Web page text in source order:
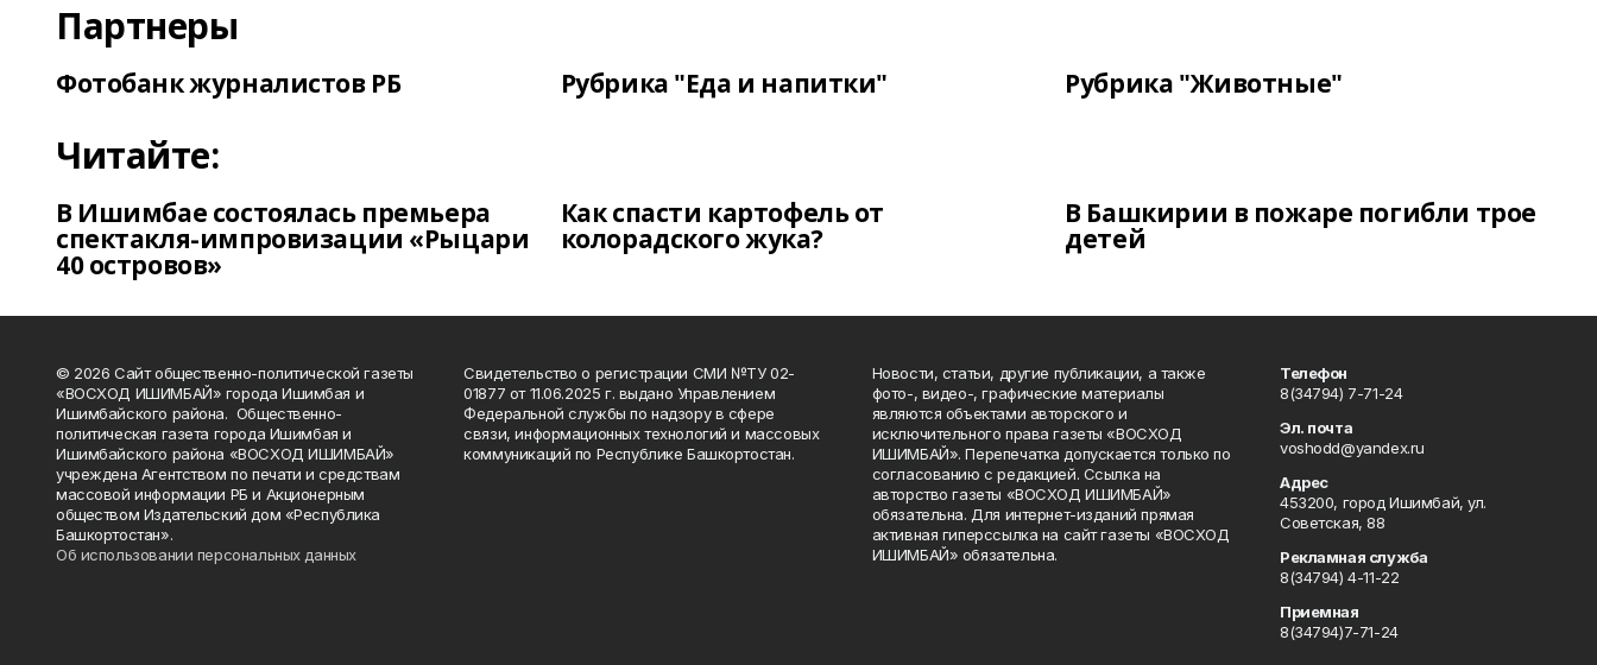
Партнеры
Фотобанк журналистов РБ Рубрика "Еда и напитки" Рубрика "Животные"
Читайте:
В Ишимбае состоялась премьера
спектакля-импровизации «Рыцари
40 островов»
Как спасти картофель от
колорадского жука?
В Башкирии в пожаре погибли трое
детей
© 2026 Сайт общественно-политической газеты
«ВОСХОД ИШИМБАЙ» города Ишимбая и
Ишимбайского района. Общественно-
политическая газета города Ишимбая и
Ишимбайского района «ВОСХОД ИШИМБАЙ»
учреждена Агентством по печати и средствам
массовой информации РБ и Акционерным
обществом Издательский дом «Республика
Башкортостан».
Об использовании персональных данных
Свидетельство о регистрации СМИ №ТУ 02-
01877 от 11.06.2025 г. выдано Управлением
Федеральной службы по надзору в сфере
связи, информационных технологий и массовых
коммуникаций по Республике Башкортостан.
Новости, статьи, другие публикации, а также
фото-, видео-, графические материалы
являются объектами авторского и
исключительного права газеты «ВОСХОД
ИШИМБАЙ». Перепечатка допускается только по
согласованию с редакцией. Ссылка на
авторство газеты «ВОСХОД ИШИМБАЙ»
обязательна. Для интернет-изданий прямая
активная гиперссылка на сайт газеты «ВОСХОД
ИШИМБАЙ» обязательна.
Телефон
8(34794) 7-71-24
Эл. почта
voshodd@yandex.ru
Адрес
453200, город Ишимбай, ул.
Советская, 88
Рекламная служба
8(34794) 4-11-22
Приемная
8(34794)7-71-24